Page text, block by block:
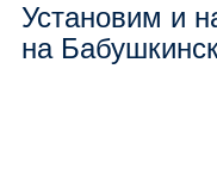
Установим и
на